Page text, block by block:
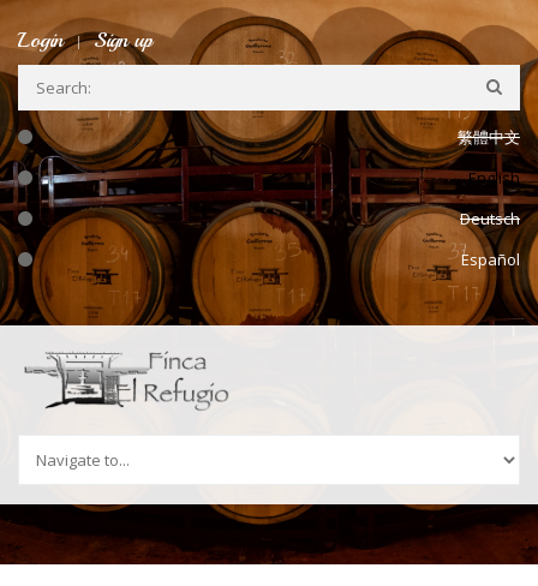
Skip to navigation
Skip to main content
Login Sign up
繁體中文
English
Deutsch
Español